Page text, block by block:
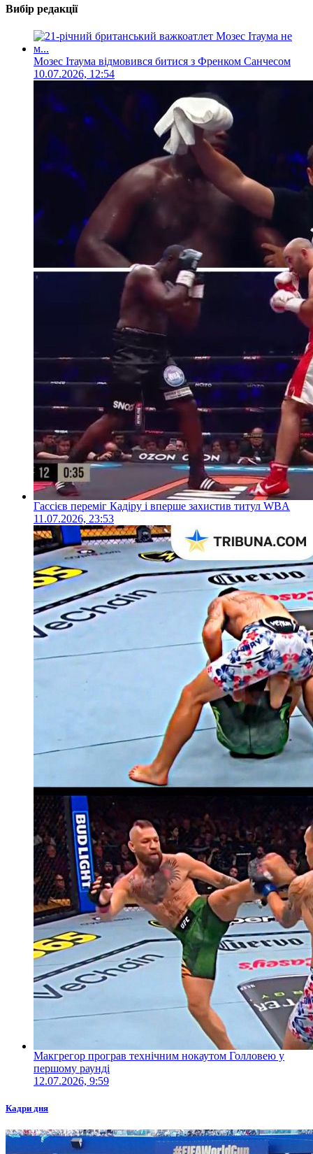
Вибір редакції
Мозес Ітаума відмовився битися з Френком Санчесом
10.07.2026, 12:54
Гассієв переміг Кадіру і вперше захистив титул WBA
11.07.2026, 23:53
Макгрегор програв технічним нокаутом Голловею у
першому раунді
12.07.2026, 9:59
Кадри дня